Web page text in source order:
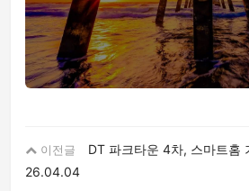
이전글
DT 파크타운 4차, 스마트홈
26.04.04